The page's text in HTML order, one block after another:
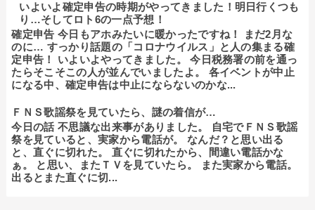
いよいよ確定申告の時期がやってきました！明日行くつも
り…そしてロト6の一点予想！
確定申告 今日もアホみたいに暖かったですね！ まだ2月な
のに… すっかり話題の「コロナウイルス」と人の集まる確
定申告！ いよいよやってきました。 今日税務署の前を通っ
たらそこそこの人が並んでいましたよ。 各イベントが中止
になる中、確定申告は中止にならないのかな...
ＦＮＳ歌謡祭を見ていたら、謎の着信が…
今日の話 不思議な出来事がありました。 自宅でＦＮＳ歌謡
祭を見ていると、実家から電話が。 なんだ？と思い出る
と、直ぐに切れた。 直ぐに切れたから、間違い電話かな
ぁ。 と思い、またＴＶを見ていたら。 また実家から電話。
出るとまた直ぐに切...